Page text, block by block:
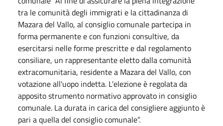
tra le comunità degli immigrati e la cittadinanza di
Mazara del Vallo, al consiglio comunale partecipa in
forma permanente e con funzioni consultive, da
esercitarsi nelle forme prescritte e dal regolamento
consiliare, un rappresentante eletto dalla comunità
extracomunitaria, residente a Mazara del Vallo, con
votazione all'uopo indetta. L'elezione è regolata da
apposito strumento normativo approvato in consiglio
comunale. La durata in carica del consigliere aggiunto è
pari a quella del consiglio comunale”.